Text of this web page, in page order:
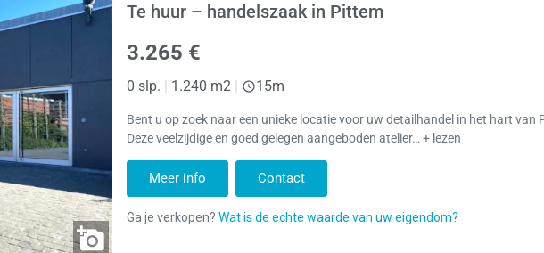
Te huur – handelszaak in Pittem
3.265 €
0 slp. | 1.240 m2 | 15m
Bent u op zoek naar een unieke locatie voor uw detailhandel in het hart van
Deze veelzijdige en goed gelegen aangeboden atelier… + lezen
Meer info Contact